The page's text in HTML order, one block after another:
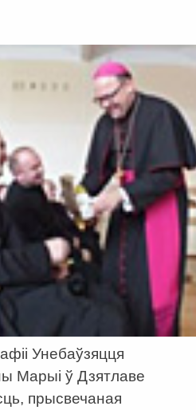
Унебаўзяцця
Марыі ў Дзятлаве
прысвечаная